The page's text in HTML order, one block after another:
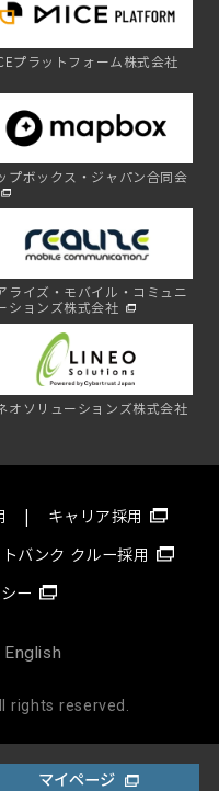
マイページ
プラットフォーム株式会社
プボックス・ジャパン合同会
ライズ・モバイル・コミュニ
ションズ株式会社
オソリューションズ株式会社
キャリア採用
バンク クルー採用
ー
English
reserved.